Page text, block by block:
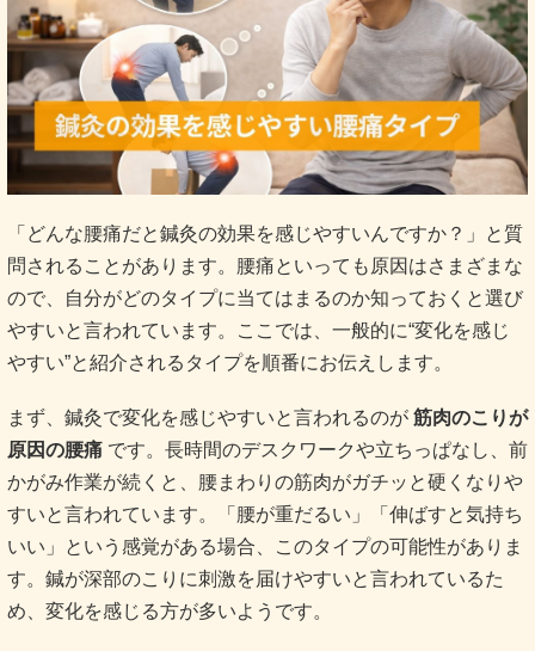
「どんな腰痛だと鍼灸の効果を感じやすいんですか？」と質
問されることがあります。腰痛といっても原因はさまざまな
ので、自分がどのタイプに当てはまるのか知っておくと選び
やすいと言われています。ここでは、一般的に“変化を感じ
やすい”と紹介されるタイプを順番にお伝えします。
まず、鍼灸で変化を感じやすいと言われるのが 筋肉のこりが
原因の腰痛 です。長時間のデスクワークや立ちっぱなし、前
かがみ作業が続くと、腰まわりの筋肉がガチッと硬くなりや
すいと言われています。「腰が重だるい」「伸ばすと気持ち
いい」という感覚がある場合、このタイプの可能性がありま
す。鍼が深部のこりに刺激を届けやすいと言われているた
め、変化を感じる方が多いようです。